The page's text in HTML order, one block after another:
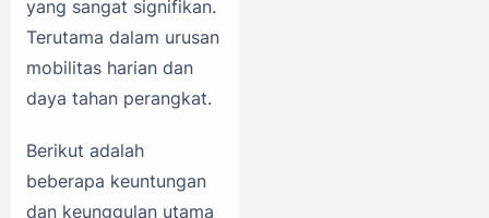
yang sangat signifikan.
Terutama dalam urusan
mobilitas harian dan
daya tahan perangkat.
Berikut adalah
beberapa keuntungan
dan keunggulan utama